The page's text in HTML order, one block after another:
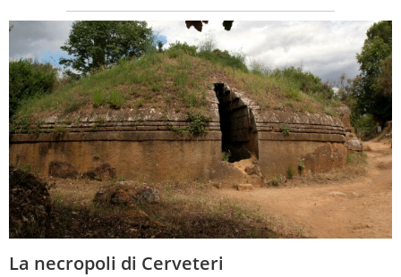
La necropoli di Cerveteri